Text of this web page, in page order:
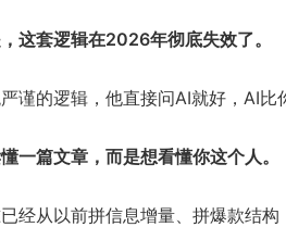
这套逻辑在2026年彻底失效了。
谨的逻辑，他直接问AI就好，AI
一篇文章，而是想看懂你这个人。
经从以前拼信息增量、拼爆款结构